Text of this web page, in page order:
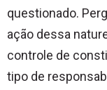
questionado.
ação dessa
controle de
tipo de